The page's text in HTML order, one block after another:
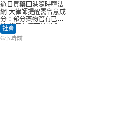
遊日買藥回港隨時墮法
網 大律師提醒需留意成
分：部分藥物管有已違
法 代朋友買可抗辯？
社會
6小時前